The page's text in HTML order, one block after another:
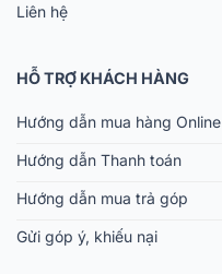
Liên hệ
HỖ TRỢ KHÁCH HÀNG
Hướng dẫn mua hàng Online
Hướng dẫn Thanh toán
Hướng dẫn mua trả góp
Gửi góp ý, khiếu nại